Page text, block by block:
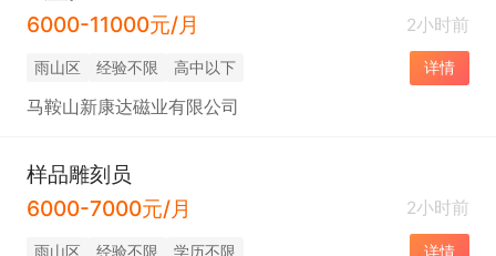
6000-11000元/月
2小时前
雨山区 经验不限 高中以下 详情
马鞍山新康达磁业有限公司
样品雕刻员
6000-7000元/月
2小时前
雨山区 经验不限 学历不限 详情